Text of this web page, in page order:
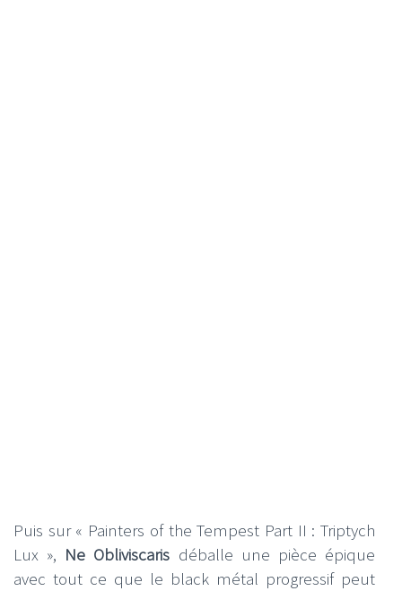
Puis sur « Painters of the Tempest Part II : Triptych
Lux », Ne Obliviscaris déballe une pièce épique
avec tout ce que le black métal progressif peut